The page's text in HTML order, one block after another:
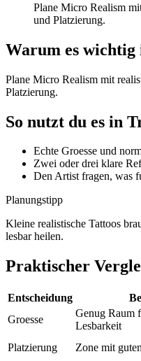
Plane Micro Realism
und Platzierung.
Warum es wichtig
Plane Micro Realism mit
Platzierung.
So nutzt du es in
Echte Groesse und
Zwei oder drei klare
Den Artist fragen, was
Planungstipp
Kleine realistische Tattoos
lesbar heilen.
Praktischer
Entscheidung
Groesse
Genug Raum
Lesbarkeit
Platzierung Zone mit